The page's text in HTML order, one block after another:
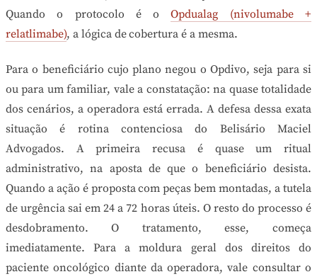
Quando o protocolo é oOpdualag (nivolumabe +
relatlimabe), a lógica de cobertura é a mesma.
Para o beneficiário cujo plano negou o Opdivo, seja para si
ou para um familiar, vale a constatação: na quase totalidade
dos cenários, a operadora está errada. A defesa dessa exata
situação é rotina contenciosa do Belisário Maciel
Advogados. A primeira recusa é quase um ritual
administrativo, na aposta de que o beneficiário desista.
Quando a ação é proposta com peças bem montadas, a tutela
de urgência sai em 24 a 72 horas úteis. O resto do processo é
desdobramento. O tratamento, esse, começa
imediatamente. Para a moldura geral dos direitos do
paciente oncológico diante da operadora, vale consultar o